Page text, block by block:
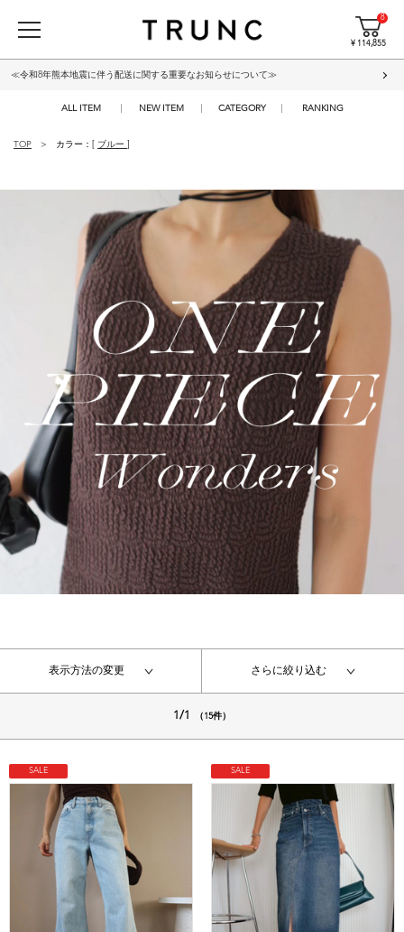
8
¥ 114,855
≪令和8年熊本地震に伴う配送に関する重要なお知らせについて≫
ALL ITEM NEW ITEM CATEGORY RANKING
TOP カラー：[ ブルー
表示方法の変更 さらに絞り込む
1/1 （15件）
SALE SALE